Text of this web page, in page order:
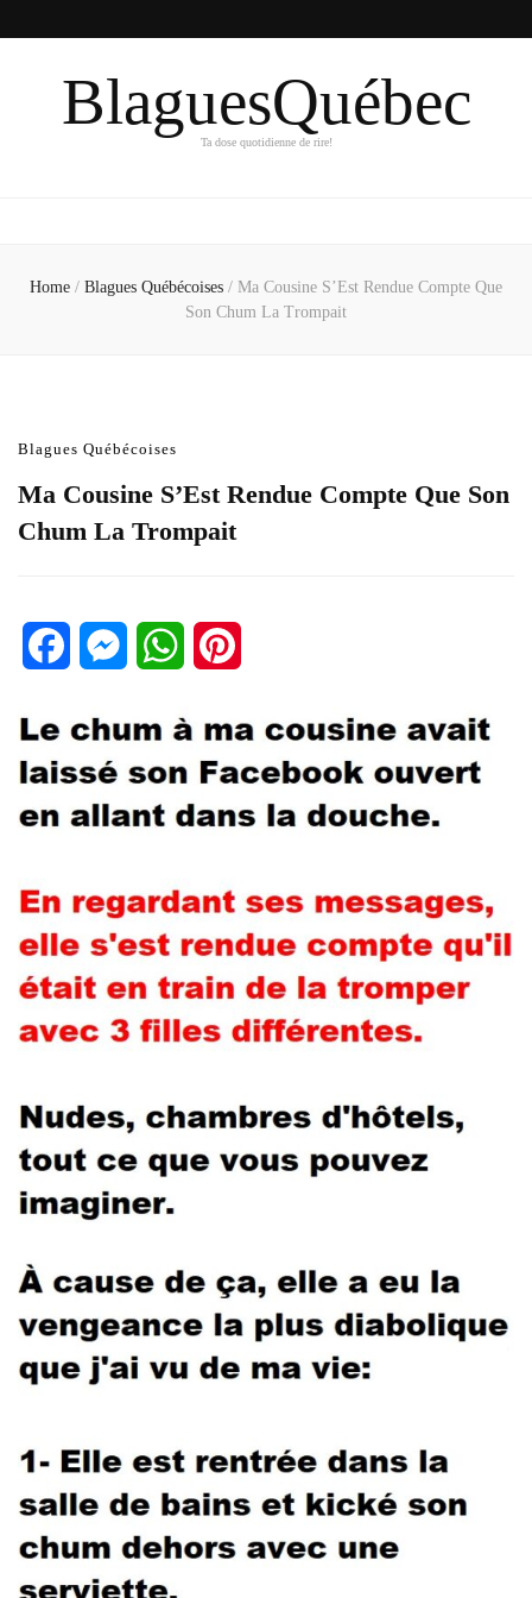
BlaguesQuébec
Ta dose quotidienne de rire!
Home / Blagues Québécoises / Ma Cousine S’Est Rendue Compte Que
Son Chum La Trompait
Blagues Québécoises
Ma Cousine S’Est Rendue Compte Que Son
Chum La Trompait
FacebookMessengerWhatsApp